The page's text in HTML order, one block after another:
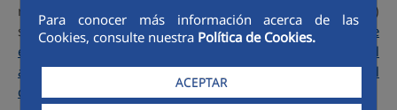
Para conocer más información acerca de las
Cookies, consulte nuestra Política de Cookies.
ACEPTAR
realiza los análisis exigidos (de control, completos y otros)
segúnReal Decreto 3/2023 de 10 de enero, por el que se
establecen los criterios técnicos-sanitarios de la calidad del
agua de consumo, su control y suministro. Boletín Oficial
del Estado, núm. 9 de 11 de enero de 2023 (PDF, 857 KB)